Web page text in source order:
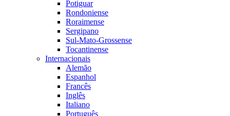
Potiguar
Rondoniense
Roraimense
Sergipano
Sul-Mato-Grossense
Tocantinense
Internacionais
Alemão
Espanhol
Francês
Inglês
Italiano
Português